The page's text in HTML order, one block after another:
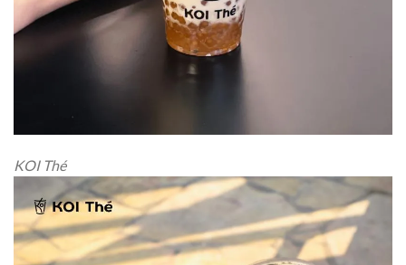
KOI Thé